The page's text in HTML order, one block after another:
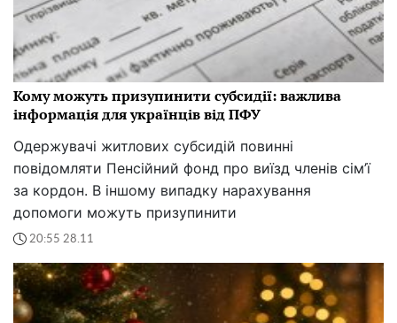
Кому можуть призупинити субсидії: важлива
інформація для українців від ПФУ
Одержувачі житлових субсидій повинні
повідомляти Пенсійний фонд про виїзд членів сім’ї
за кордон. В іншому випадку нарахування
допомоги можуть призупинити
20:55 28.11